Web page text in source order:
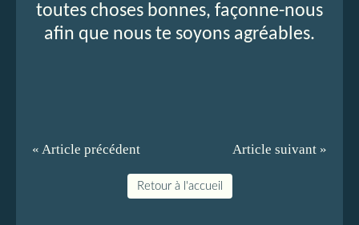
toutes choses bonnes, façonne-nous
afin que nous te soyons agréables.
« Article précédent Article suivant »
Retour à l'accueil